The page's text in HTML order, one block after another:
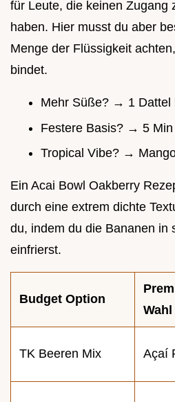
für Leute, die keinen Zugang
haben. Hier musst du aber
Menge der Flüssigkeit
bindet.
Mehr Süße? → 1 Dattel
Festere Basis? → 5 Min
Tropical Vibe? →
Ein Acai Bowl Oakberry
durch eine extrem dichte
du, indem du die Bananen in
einfrierst.
Budget Option
Wahl
TK Beeren Mix Açaí